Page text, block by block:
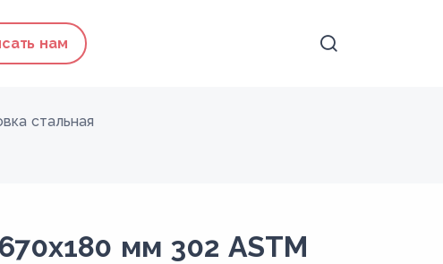
нам
стальная
мм 302 ASTM